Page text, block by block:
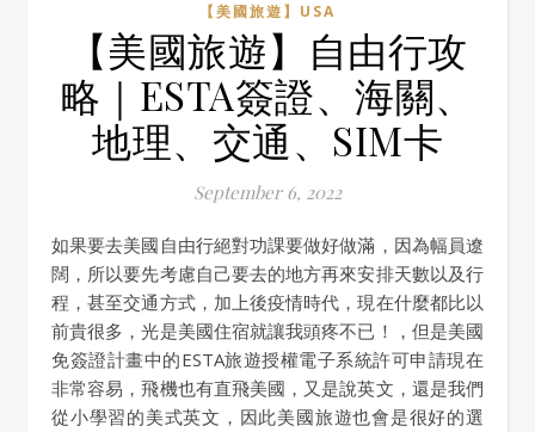
【美國旅遊】USA
【美國旅遊】自由行攻
略｜ESTA簽證、海關、
地理、交通、SIM卡
September 6, 2022
如果要去美國自由行絕對功課要做好做滿，因為幅員遼
闊，所以要先考慮自己要去的地方再來安排天數以及行
程，甚至交通方式，加上後疫情時代，現在什麼都比以
前貴很多，光是美國住宿就讓我頭疼不已！，但是美國
免簽證計畫中的ESTA旅遊授權電子系統許可申請現在
非常容易，飛機也有直飛美國，又是說英文，還是我們
從小學習的美式英文，因此美國旅遊也會是很好的選